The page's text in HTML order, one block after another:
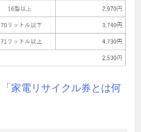
家電リサイクル券とは何